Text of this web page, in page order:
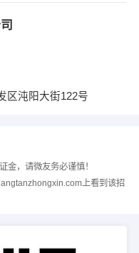
区沌阳大街122号
金，请微友务必谨慎！
上看到该招